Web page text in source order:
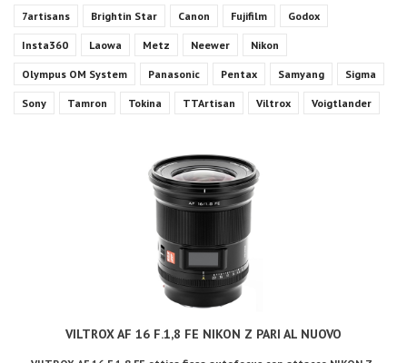
7artisans Brightin Star Canon Fujifilm Godox
Insta360 Laowa Metz Neewer Nikon
Olympus OM System Panasonic Pentax Samyang Sigma
Sony Tamron Tokina TTArtisan Viltrox Voigtlander
VILTROX AF 16 F.1,8 FE NIKON Z PARI AL NUOVO